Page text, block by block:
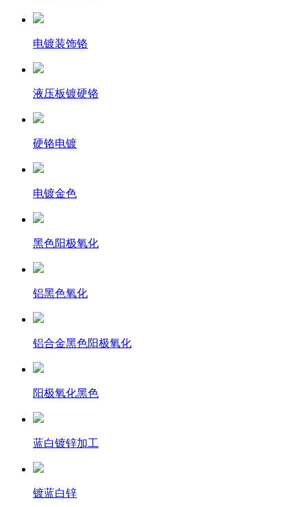
电镀装饰铬
液压板镀硬铬
硬铬电镀
电镀金色
黑色阳极氧化
铝黑色氧化
铝合金黑色阳极氧化
阳极氧化黑色
蓝白镀锌加工
镀蓝白锌